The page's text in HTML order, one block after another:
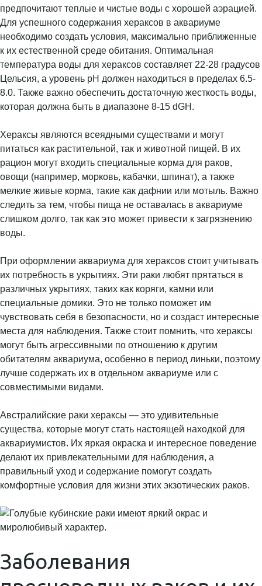
предпочитают теплые и чистые воды с хорошей аэрацией.
Для успешного содержания хераксов в аквариуме
необходимо создать условия, максимально приближенные
к их естественной среде обитания. Оптимальная
температура воды для хераксов составляет 22-28 градусов
Цельсия, а уровень pH должен находиться в пределах 6.5-
8.0. Также важно обеспечить достаточную жесткость воды,
которая должна быть в диапазоне 8-15 dGH.
Хераксы являются всеядными существами и могут
питаться как растительной, так и животной пищей. В их
рацион могут входить специальные корма для раков,
овощи (например, морковь, кабачки, шпинат), а также
мелкие живые корма, такие как дафнии или мотыль. Важно
следить за тем, чтобы пища не оставалась в аквариуме
слишком долго, так как это может привести к загрязнению
воды.
При оформлении аквариума для хераксов стоит учитывать
их потребность в укрытиях. Эти раки любят прятаться в
различных укрытиях, таких как коряги, камни или
специальные домики. Это не только поможет им
чувствовать себя в безопасности, но и создаст интересные
места для наблюдения. Также стоит помнить, что хераксы
могут быть агрессивными по отношению к другим
обитателям аквариума, особенно в период линьки, поэтому
лучше содержать их в отдельном аквариуме или с
совместимыми видами.
Австралийские раки хераксы — это удивительные
существа, которые могут стать настоящей находкой для
аквариумистов. Их яркая окраска и интересное поведение
делают их привлекательными для наблюдения, а
правильный уход и содержание помогут создать
комфортные условия для жизни этих экзотических раков.
Заболевания